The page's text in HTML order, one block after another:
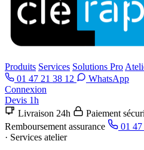
Produits Services Solutions Pro
01 47 21 38 12
WhatsApp
Connexion
Devis 1h
Livraison 24h
Paiement
Remboursement assurance
01 47
· Services atelier